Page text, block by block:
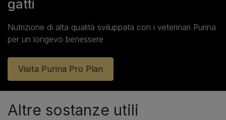
gatti
Nutrizione di alta qualità sviluppata con i veterinari Purina
per un longevo benessere
Visita Purina Pro Plan
Altre sostanze utili